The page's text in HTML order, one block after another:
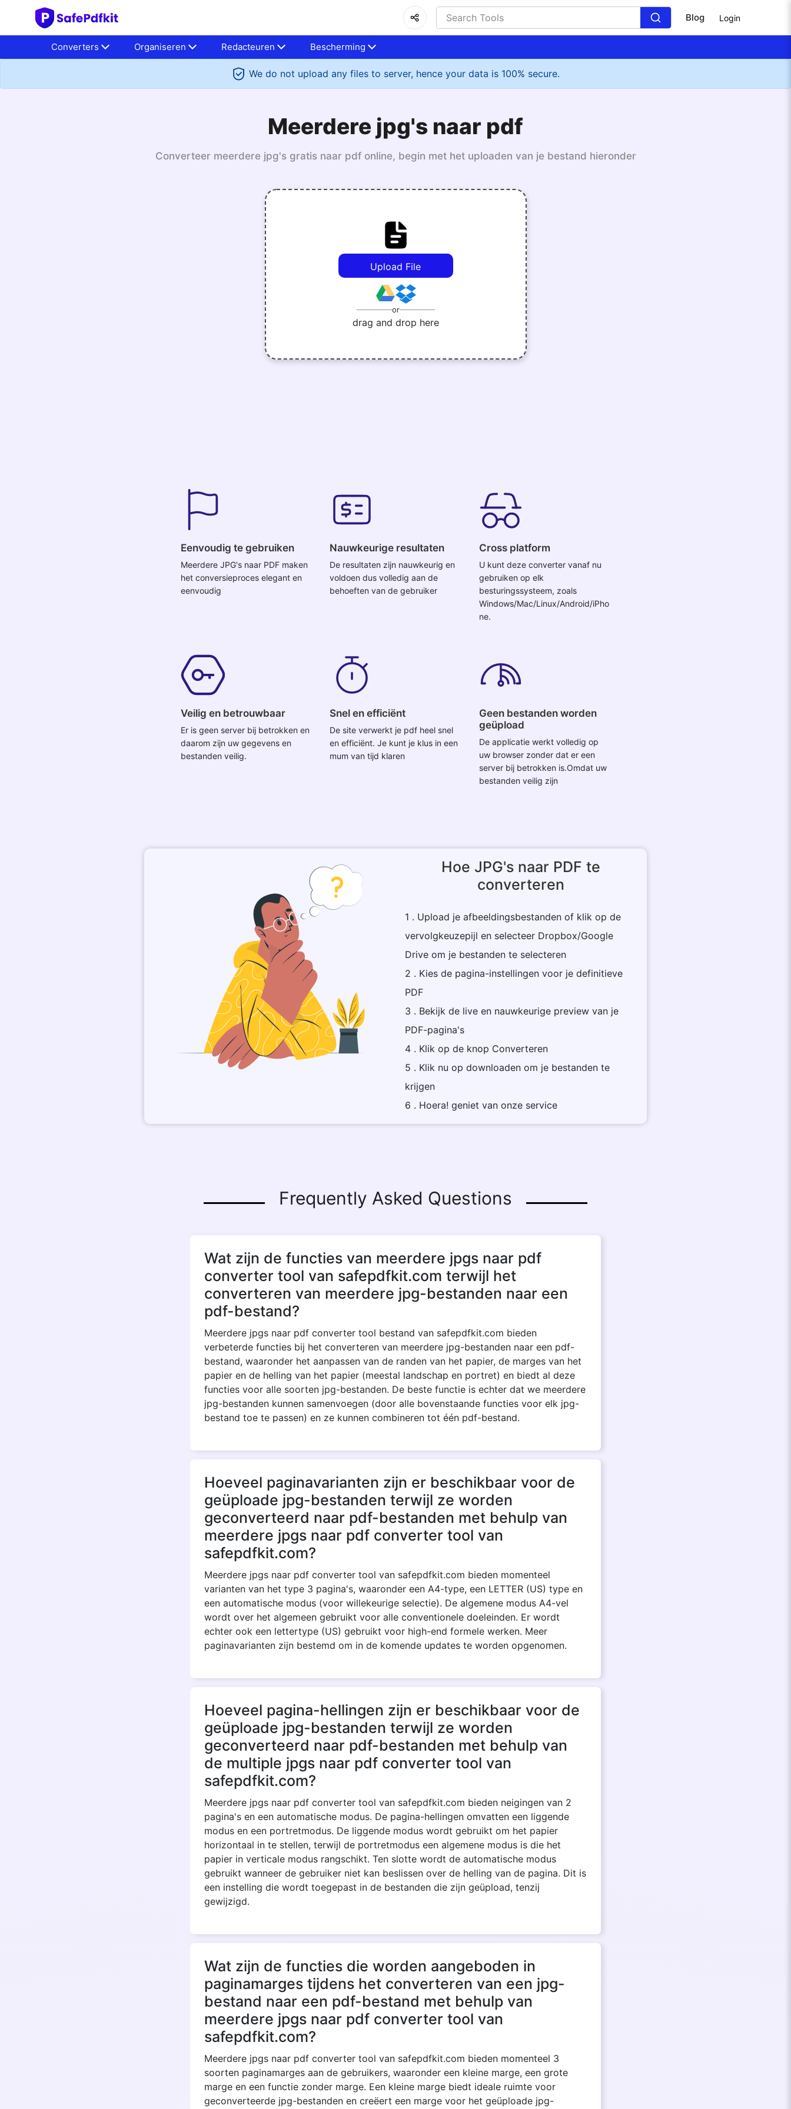
Blog Login
Copy Link
Converters Organiseren Redacteuren Bescherming
We do not upload any files to server, hence your data is 100% secure.
Meerdere jpg's naar pdf
Converteer meerdere jpg's gratis naar pdf online, begin met het uploaden van je bestand hieronder
Upload File
or
drag and drop here
Eenvoudig te gebruiken
Meerdere JPG's naar PDF maken
het conversieproces elegant en
eenvoudig
Nauwkeurige resultaten
De resultaten zijn nauwkeurig en
voldoen dus volledig aan de
behoeften van de gebruiker
Cross platform
U kunt deze converter vanaf nu
gebruiken op elk
besturingssysteem, zoals
Windows/Mac/Linux/Android/iPho
ne.
Veilig en betrouwbaar
Er is geen server bij betrokken en
daarom zijn uw gegevens en
bestanden veilig.
Snel en efficiënt
De site verwerkt je pdf heel snel
en efficiënt. Je kunt je klus in een
mum van tijd klaren
Geen bestanden worden
geüpload
De applicatie werkt volledig op
uw browser zonder dat er een
server bij betrokken is.Omdat uw
bestanden veilig zijn
Hoe JPG's naar PDF te
converteren
1 . Upload je afbeeldingsbestanden of klik op de
vervolgkeuzepijl en selecteer Dropbox/Google
Drive om je bestanden te selecteren
2 . Kies de pagina-instellingen voor je definitieve
PDF
3 . Bekijk de live en nauwkeurige preview van je
PDF-pagina's
4 . Klik op de knop Converteren
5 . Klik nu op downloaden om je bestanden te
krijgen
6 . Hoera! geniet van onze service
Frequently Asked Questions
Wat zijn de functies van meerdere jpgs naar pdf
converter tool van safepdfkit.com terwijl het
converteren van meerdere jpg-bestanden naar een
pdf-bestand?
Meerdere jpgs naar pdf converter tool bestand van safepdfkit.com bieden
verbeterde functies bij het converteren van meerdere jpg-bestanden naar een pdf-
bestand, waaronder het aanpassen van de randen van het papier, de marges van het
papier en de helling van het papier (meestal landschap en portret) en biedt al deze
functies voor alle soorten jpg-bestanden. De beste functie is echter dat we meerdere
jpg-bestanden kunnen samenvoegen (door alle bovenstaande functies voor elk jpg-
bestand toe te passen) en ze kunnen combineren tot één pdf-bestand.
Hoeveel paginavarianten zijn er beschikbaar voor de
geüploade jpg-bestanden terwijl ze worden
geconverteerd naar pdf-bestanden met behulp van
meerdere jpgs naar pdf converter tool van
safepdfkit.com?
Meerdere jpgs naar pdf converter tool van safepdfkit.com bieden momenteel
varianten van het type 3 pagina's, waaronder een A4-type, een LETTER (US) type en
een automatische modus (voor willekeurige selectie). De algemene modus A4-vel
wordt over het algemeen gebruikt voor alle conventionele doeleinden. Er wordt
echter ook een lettertype (US) gebruikt voor high-end formele werken. Meer
paginavarianten zijn bestemd om in de komende updates te worden opgenomen.
Hoeveel pagina-hellingen zijn er beschikbaar voor de
geüploade jpg-bestanden terwijl ze worden
geconverteerd naar pdf-bestanden met behulp van
de multiple jpgs naar pdf converter tool van
safepdfkit.com?
Meerdere jpgs naar pdf converter tool van safepdfkit.com bieden neigingen van 2
pagina's en een automatische modus. De pagina-hellingen omvatten een liggende
modus en een portretmodus. De liggende modus wordt gebruikt om het papier
horizontaal in te stellen, terwijl de portretmodus een algemene modus is die het
papier in verticale modus rangschikt. Ten slotte wordt de automatische modus
gebruikt wanneer de gebruiker niet kan beslissen over de helling van de pagina. Dit is
een instelling die wordt toegepast in de bestanden die zijn geüpload, tenzij
gewijzigd.
Wat zijn de functies die worden aangeboden in
paginamarges tijdens het converteren van een jpg-
bestand naar een pdf-bestand met behulp van
meerdere jpgs naar pdf converter tool van
safepdfkit.com?
Meerdere jpgs naar pdf converter tool van safepdfkit.com bieden momenteel 3
soorten paginamarges aan de gebruikers, waaronder een kleine marge, een grote
marge en een functie zonder marge. Een kleine marge biedt ideale ruimte voor
geconverteerde jpg-bestanden en creëert een marge voor het geüploade jpg-